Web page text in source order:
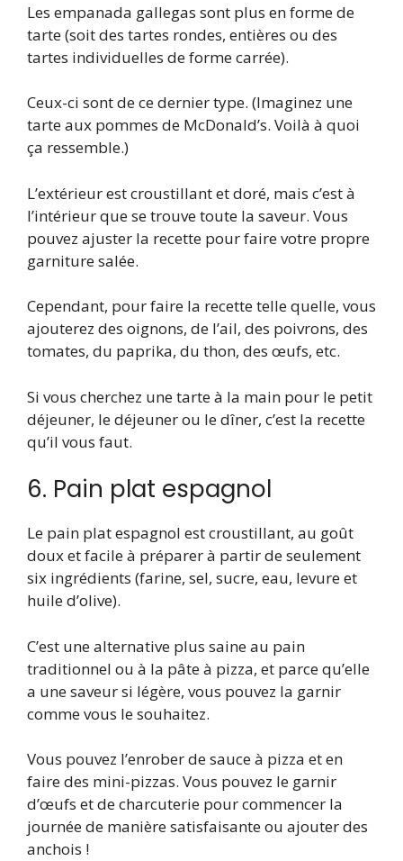
Les empanada gallegas sont plus en forme de
tarte (soit des tartes rondes, entières ou des
tartes individuelles de forme carrée).
Ceux-ci sont de ce dernier type. (Imaginez une
tarte aux pommes de McDonald’s. Voilà à quoi
ça ressemble.)
L’extérieur est croustillant et doré, mais c’est à
l’intérieur que se trouve toute la saveur. Vous
pouvez ajuster la recette pour faire votre propre
garniture salée.
Cependant, pour faire la recette telle quelle, vous
ajouterez des oignons, de l’ail, des poivrons, des
tomates, du paprika, du thon, des œufs, etc.
Si vous cherchez une tarte à la main pour le petit
déjeuner, le déjeuner ou le dîner, c’est la recette
qu’il vous faut.
6. Pain plat espagnol
Le pain plat espagnol est croustillant, au goût
doux et facile à préparer à partir de seulement
six ingrédients (farine, sel, sucre, eau, levure et
huile d’olive).
C’est une alternative plus saine au pain
traditionnel ou à la pâte à pizza, et parce qu’elle
a une saveur si légère, vous pouvez la garnir
comme vous le souhaitez.
Vous pouvez l’enrober de sauce à pizza et en
faire des mini-pizzas. Vous pouvez le garnir
d’œufs et de charcuterie pour commencer la
journée de manière satisfaisante ou ajouter des
anchois !